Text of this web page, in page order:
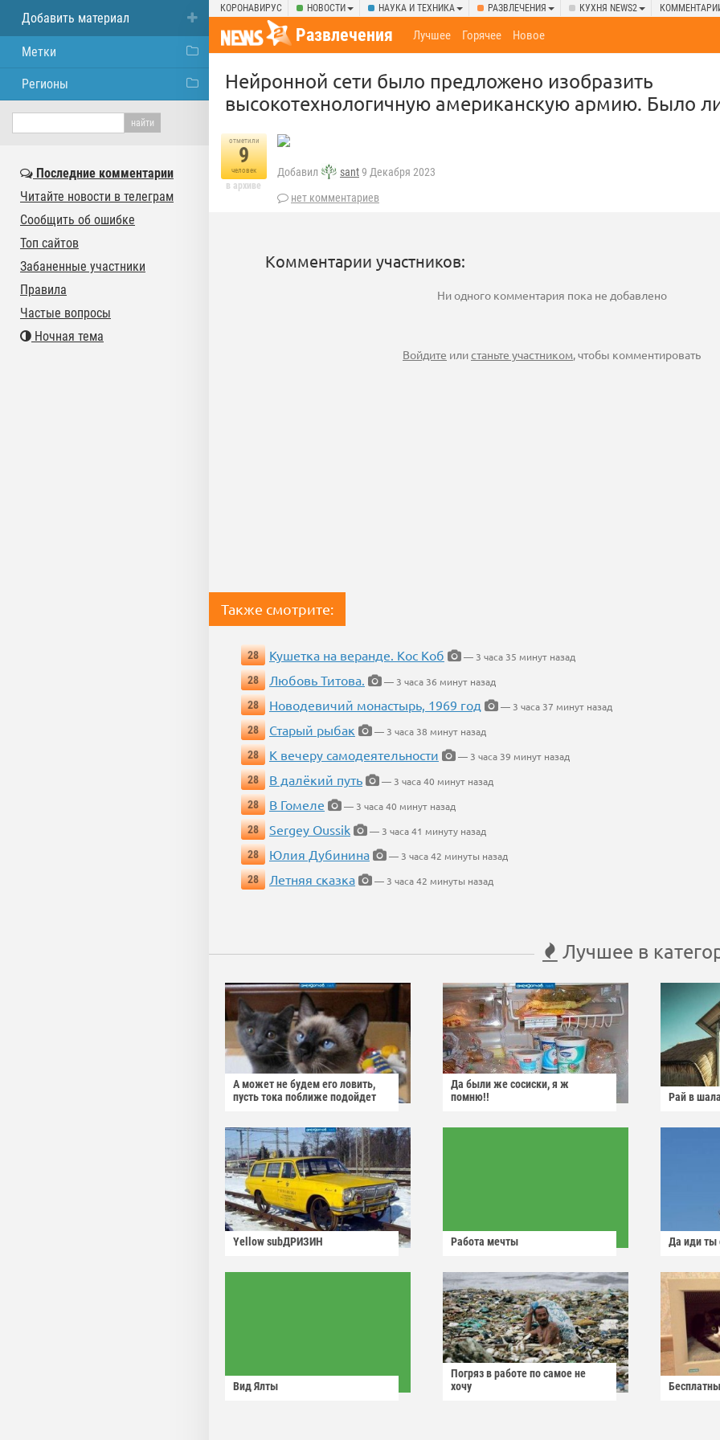
КОРОНАВИРУС НОВОСТИ НАУКА И ТЕХНИКА РАЗВЛЕЧЕНИЯ КУХНЯ NEWS2
Развлечения Лучшее Горячее Новое
Нейронной сети было предложено изобразить
высокотехнологичную американскую армию. Было
отметили
9
человек
в архиве
Добавил sant9 Декабря 2023
нет комментариев
Комментарии участников:
Ни одного комментария пока не добавлено
Войдите илистаньте участником, чтобы комментировать
Также смотрите:
28 Кушетка на веранде. Кос Коб
— 3 часа 35 минут назад
28
Любовь Титова.
— 3 часа 36 минут назад
28
Новодевичий монастырь, 1969 год
— 3 часа 37 минут назад
28
Старый рыбак
— 3 часа 38 минут назад
28
К вечеру самодеятельности
— 3 часа 39 минут назад
28
В далёкий путь
— 3 часа 40 минут назад
28
В Гомеле
— 3 часа 40 минут назад
28
Sergey Oussik
— 3 часа 41 минуту назад
28
Юлия Дубинина
— 3 часа 42 минуты назад
28
Летняя сказка — 3 часа 42 минуты назад
Лучшее в
А может не будем его ловить,
пусть тока поближе подойдет
Да были же сосиски, я ж
помню!!
Рай в
Yellow subДРИЗИН Работа мечты Да иди ты
Вид Ялты
Погряз в работе по самое не
хочу
Добавить материал
Метки
Регионы
Последние комментарии
Читайте новости в телеграм
Сообщить об ошибке
Топ сайтов
Забаненные участники
Правила
Частые вопросы
Ночная тема